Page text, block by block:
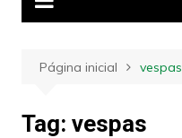
Página inicial vespas
Tag: vespas